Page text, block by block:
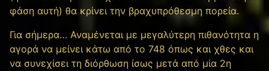
φάση αυτή) θα κρίνει την βραχυπρόθεσμη πορεία.
Για σήμερα… Αναμένεται με μεγαλύτερη πιθανότητα η
αγορά να μείνει κάτω από το 748 όπως και χθες και
να συνεχίσει τη διόρθωση ίσως μετά από μία 2η